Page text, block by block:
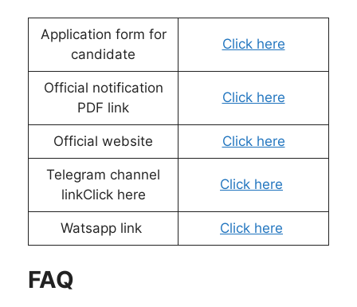
Application form for
candidate
Click here
Official notification
PDF link
Click here
Official website Click here
Telegram channel
linkClick here
Click here
Watsapp link Click here
FAQ